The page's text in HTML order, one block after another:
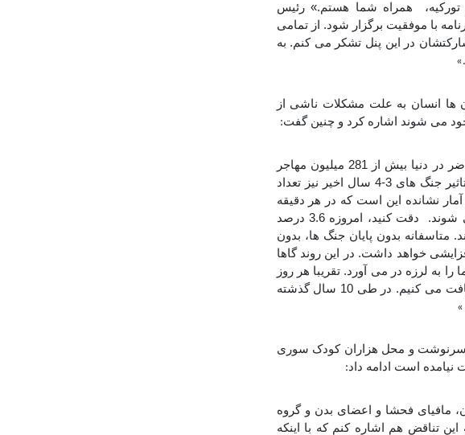
تورکیه، همراه شما هستم.» رئیس
با موفقیت برگزار شود. از تمامی
در این پنل تشکر می کنم. به
.»
ها انسان به علت مشکلات ناشی از
خود می شوند اشاره کرد و چنین گفت:
براساس آمار سازمان بین المللی مهاجرت سازمان ملل در حال حاضر در دنیا بیش از 281 میلیون مهاجر
وجود دارد. تعداد مهاجرین کاری نیز بیش از 165 میلیون است. تحت تاثیر جنگ های 3-4 سال اخیر نیز تعداد
هم براساس آمار نشانده این است که در هر دقیقه
حداقل 20 نفر به علت مناقشات، ظلم و ترور مجبور به مهاجرت می شوند. دقت کنید، امروزه 3.6 درصد
متاسفانه بدون پایان جنگ ها، بدون
خواهد داشت. در این روند گاها
به لرزه در می آورد. تقریبا هر روز
خبری از فوت مهاجران امید در طی یک اتفاق حادثه و یا فاجعه را دریافت می کنیم. در طی 10 سال گذشته
.
سرنوشت و محل هزاران کودک سوری
نیامده است ادامه داد:
مافیای فحشا و اعضای بدن و گروه
تناقض هم اشاره کنم که با اینکه